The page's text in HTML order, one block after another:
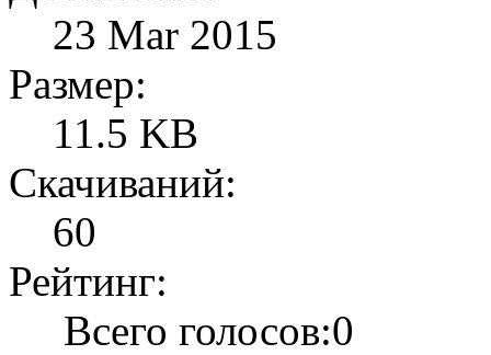
23 Mar 2015
Размер:
11.5 KB
Скачиваний:
60
Рейтинг:
Всего голосов:0